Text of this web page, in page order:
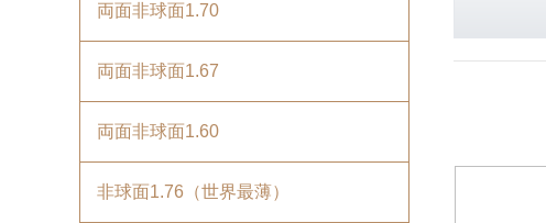
両面非球面1.70
両面非球面1.67
両面非球面1.60
非球面1.76（世界最薄）